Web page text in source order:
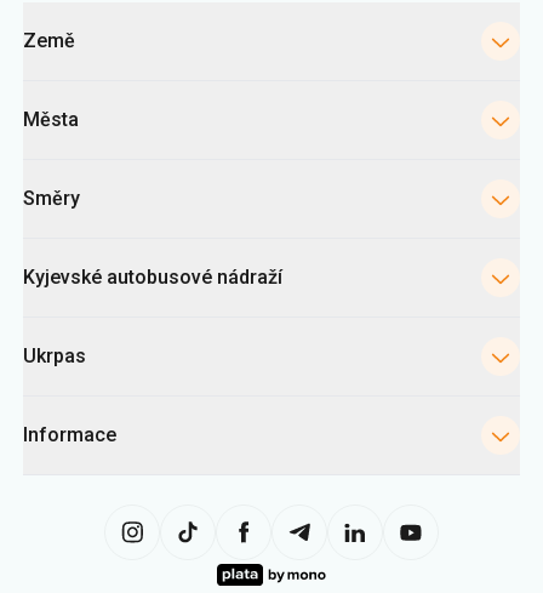
Země
Města
Směry
Kyjevské autobusové nádraží
Ukrpas
Informace